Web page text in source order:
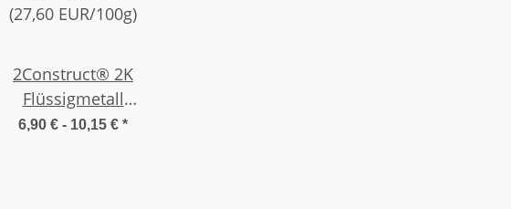
2Construct® 2K
Flüssigmetall
(27,60 EUR/100g)
6,90 € - 10,15 € *